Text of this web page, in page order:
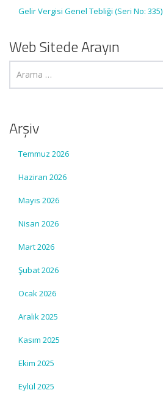
Gelir Vergisi Genel Tebliği (Seri No: 335)
Web Sitede Arayın
Arşiv
Temmuz 2026
Haziran 2026
Mayıs 2026
Nisan 2026
Mart 2026
Şubat 2026
Ocak 2026
Aralık 2025
Kasım 2025
Ekim 2025
Eylül 2025